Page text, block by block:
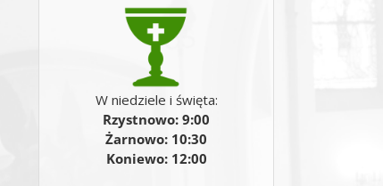
W niedziele i święta:
Rzystnowo: 9:00
Żarnowo: 10:30
Koniewo: 12:00